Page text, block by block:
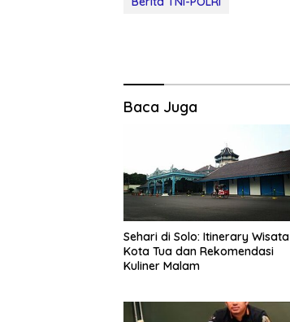
Baca Juga
Sehari di Solo: Itinerary Wisata
Kota Tua dan Rekomendasi
Kuliner Malam